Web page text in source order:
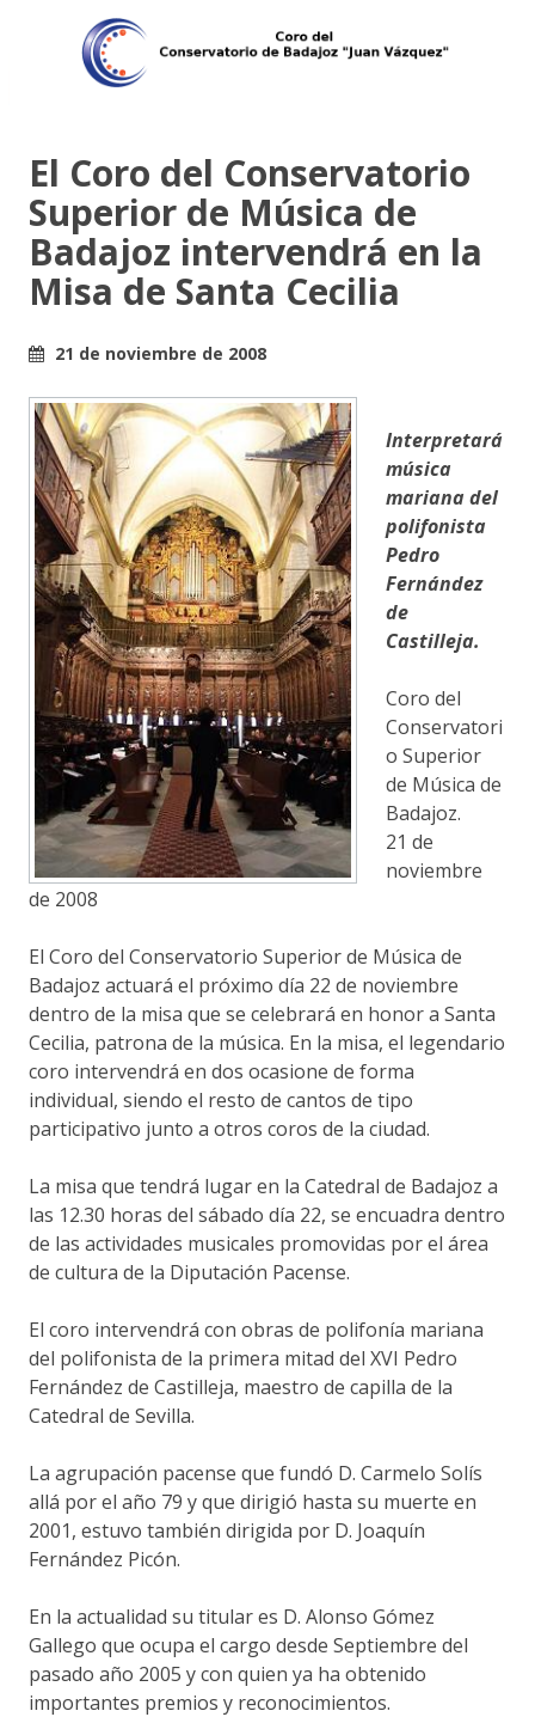
El Coro del Conservatorio
Superior de Música de
Badajoz intervendrá en la
Misa de Santa Cecilia
21 de noviembre de 2008
Interpretará
música
mariana del
polifonista
Pedro
Fernández
de
Castilleja.
Coro del
Conservatori
o Superior
de Música de
Badajoz.
21 de
noviembre
de 2008
El Coro del Conservatorio Superior de Música de
Badajoz actuará el próximo día 22 de noviembre
dentro de la misa que se celebrará en honor a Santa
Cecilia, patrona de la música. En la misa, el legendario
coro intervendrá en dos ocasione de forma
individual, siendo el resto de cantos de tipo
participativo junto a otros coros de la ciudad.
La misa que tendrá lugar en la Catedral de Badajoz a
las 12.30 horas del sábado día 22, se encuadra dentro
de las actividades musicales promovidas por el área
de cultura de la Diputación Pacense.
El coro intervendrá con obras de polifonía mariana
del polifonista de la primera mitad del XVI Pedro
Fernández de Castilleja, maestro de capilla de la
Catedral de Sevilla.
La agrupación pacense que fundó D. Carmelo Solís
allá por el año 79 y que dirigió hasta su muerte en
2001, estuvo también dirigida por D. Joaquín
Fernández Picón.
En la actualidad su titular es D. Alonso Gómez
Gallego que ocupa el cargo desde Septiembre del
pasado año 2005 y con quien ya ha obtenido
importantes premios y reconocimientos.